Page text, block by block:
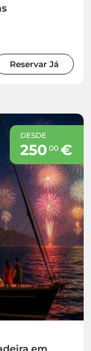
Reservar Já
DESDE
250 00€